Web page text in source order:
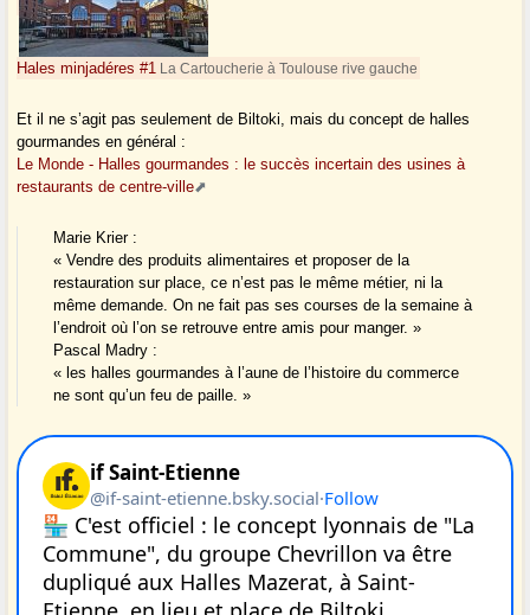
Hales minjadéres #1 La Cartoucherie à Toulouse rive gauche
Et il ne s’agit pas seulement de Biltoki, mais du concept de halles
gourmandes en général :
Le Monde - Halles gourmandes : le succès incertain des usines à
restaurants de centre-ville
Marie Krier :
« Vendre des produits alimentaires et proposer de la
restauration sur place, ce n’est pas le même métier, ni la
même demande. On ne fait pas ses courses de la semaine à
l’endroit où l’on se retrouve entre amis pour manger. »
Pascal Madry :
« les halles gourmandes à l’aune de l’histoire du commerce
ne sont qu’un feu de paille. »